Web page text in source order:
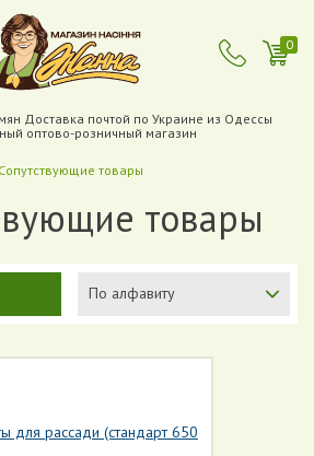
0
Доставка почтой по Украине из Одессы
оптово-розничный магазин
Сопутствующие товары
товары
По алфавиту